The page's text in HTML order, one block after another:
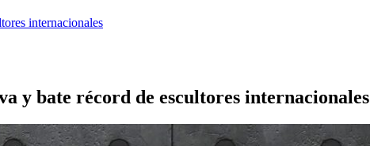
internacionales
y bate récord de escultores internacionales